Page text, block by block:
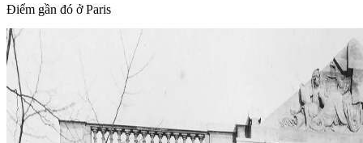
Điểm gần đó ở Paris